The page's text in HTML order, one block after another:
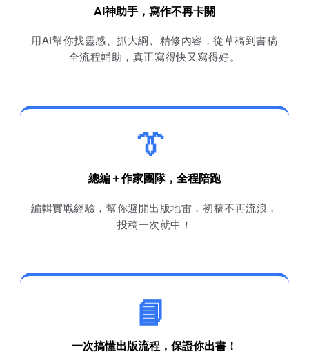
AI神助手，寫作不再卡關
用AI幫你找靈感、抓大綱、精修內容，從草稿到書稿
全流程輔助，真正寫得快又寫得好。
👔
總編＋作家團隊，全程陪跑
編輯實戰經驗，幫你避開出版地雷，初稿不再流浪，
投稿一次就中！
📘
一次搞懂出版流程，保證你出書！